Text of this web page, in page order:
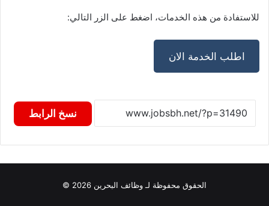
للاستفادة من هذه الخدمات، اضغط على الزر التالي:
اطلب الخدمة الان
نسخ الرابط
الحقوق محفوظة لـ وظائف البحرين 2026 ©